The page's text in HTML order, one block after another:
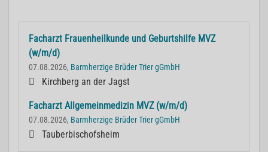
Facharzt Frauenheilkunde und Geburtshilfe MVZ
(w/m/d)
07.08.2026, Barmherzige Brüder Trier gGmbH
Kirchberg an der Jagst
Facharzt Allgemeinmedizin MVZ (w/m/d)
07.08.2026, Barmherzige Brüder Trier gGmbH
Tauberbischofsheim